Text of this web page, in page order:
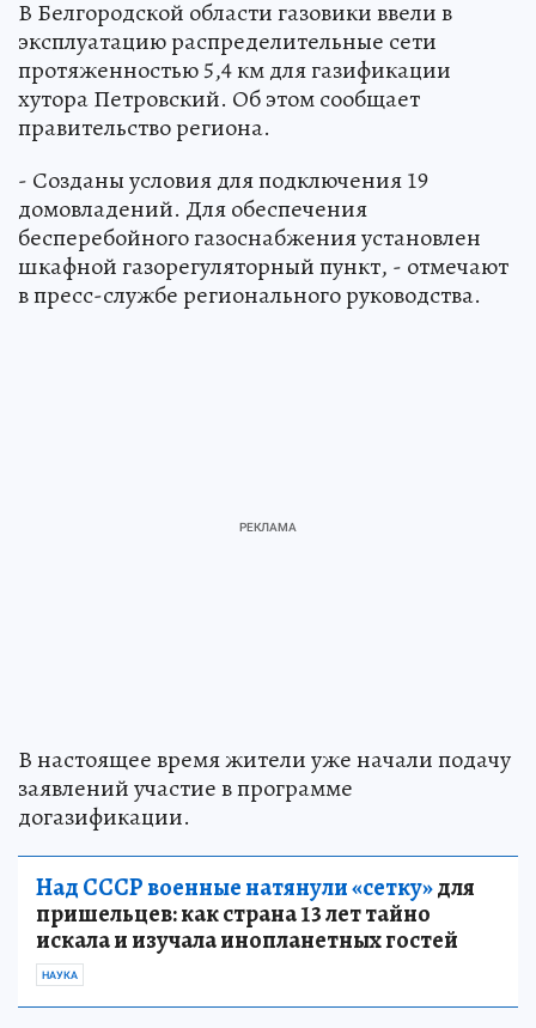
В Белгородской области газовики ввели в
эксплуатацию распределительные сети
протяженностью 5,4 км для газификации
хутора Петровский. Об этом сообщает
правительство региона.
- Созданы условия для подключения 19
домовладений. Для обеспечения
бесперебойного газоснабжения установлен
шкафной газорегуляторный пункт, - отмечают
в пресс-службе регионального руководства.
В настоящее время жители уже начали подачу
заявлений участие в программе
догазификации.
Над СССР военные натянули «сетку»для
пришельцев: как страна 13 лет тайно
искала и изучала инопланетных гостей
НАУКА